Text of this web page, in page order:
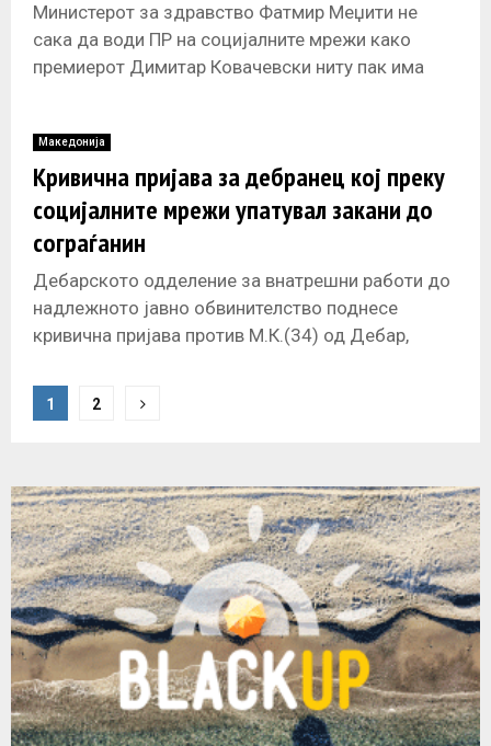
Министерот за здравство Фатмир Меџити не
сака да води ПР на социјалните мрежи како
премиерот Димитар Ковачевски ниту пак има
Македонија
Кривична пријава за дебранец кој преку
социјалните мрежи упатувал закани до
сограѓанин
Дебарското одделение за внатрешни работи до
надлежното јавно обвинителство поднесе
кривична пријава против М.К.(34) од Дебар,
сторено казнено дело
s
t
s
n
a
v
i
1 2